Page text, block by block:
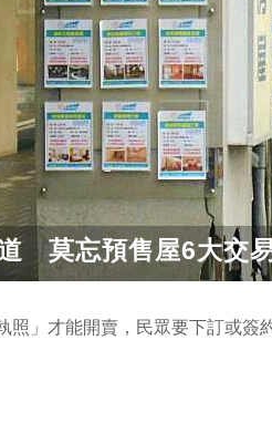
莫忘預售屋6大交
照」才能開賣，民眾要下訂或簽